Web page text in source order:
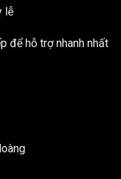
lễ
để hỗ trợ nhanh nhất